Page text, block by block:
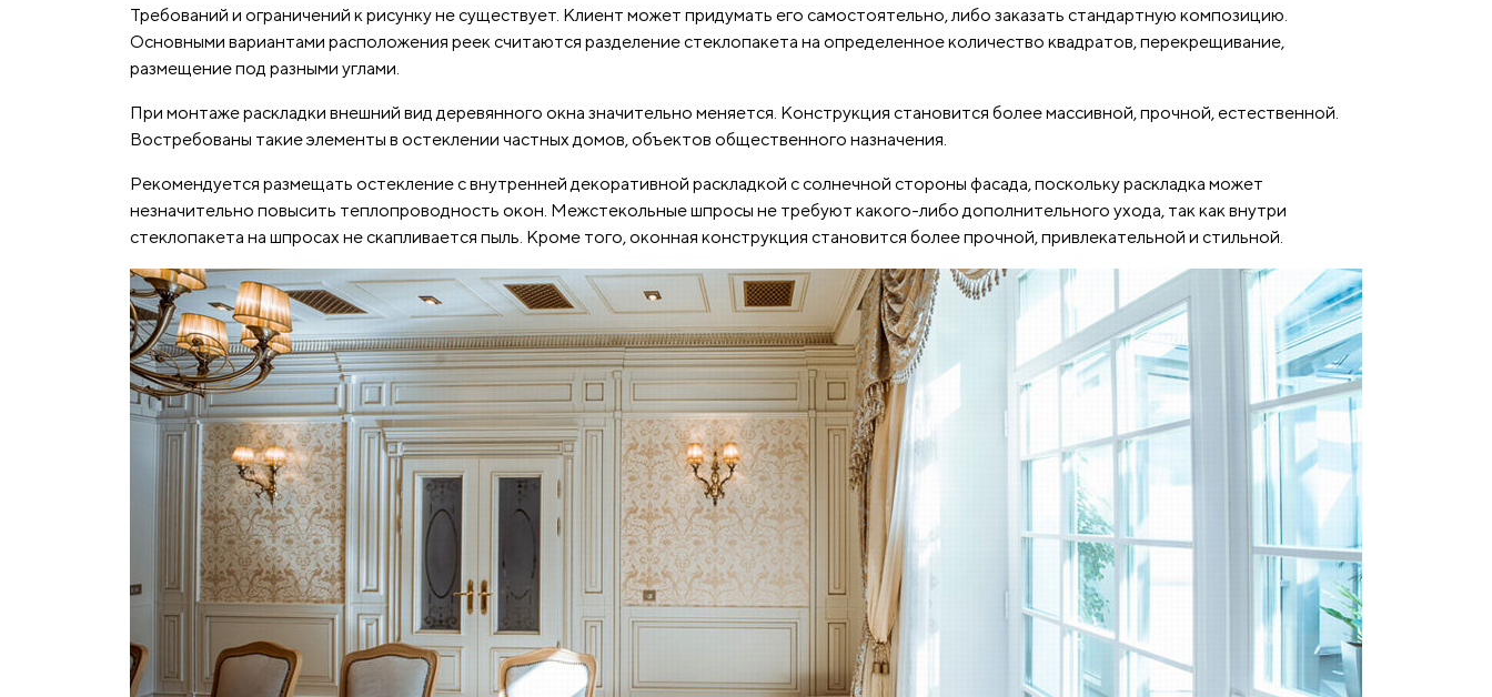
Требований и ограничений к рисунку не существует. Клиент может придумать его самостоятельно, либо заказать стандартную композицию.
Основными вариантами расположения реек считаются разделение стеклопакета на определенное количество квадратов, перекрещивание,
размещение под разными углами.
При монтаже раскладки внешний вид деревянного окна значительно меняется. Конструкция становится более массивной, прочной, естественной.
Востребованы такие элементы в остеклении частных домов, объектов общественного назначения.
Рекомендуется размещать остекление с внутренней декоративной раскладкой с солнечной стороны фасада, поскольку раскладка может
незначительно повысить теплопроводность окон. Межстекольные шпросы не требуют какого-либо дополнительного ухода, так как внутри
стеклопакета на шпросах не скапливается пыль. Кроме того, оконная конструкция становится более прочной, привлекательной и стильной.